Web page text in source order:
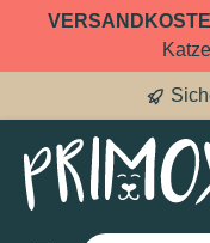
springen